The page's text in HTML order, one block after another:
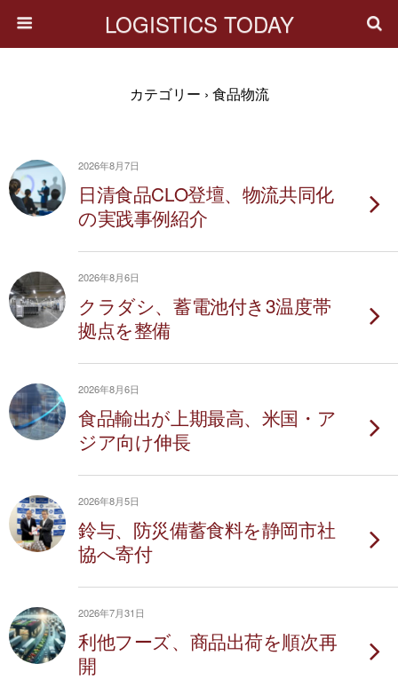
LOGISTICS TODAY
カテゴリー › 食品物流
2026年8月7日
日清食品CLO登壇、物流共同化
の実践事例紹介
2026年8月6日
クラダシ、蓄電池付き3温度帯
拠点を整備
2026年8月6日
食品輸出が上期最高、米国・ア
ジア向け伸長
2026年8月5日
鈴与、防災備蓄食料を静岡市社
協へ寄付
2026年7月31日
利他フーズ、商品出荷を順次再
開